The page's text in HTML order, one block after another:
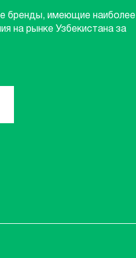
бренды, имеющие наиболее
на рынке Узбекистана за